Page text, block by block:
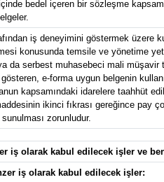
bedel içeren bir sözleşme
iş deneyimini göstermek üzere
konusunda temsile ve yönetime
da serbest muhasebeci mali müşavir
e-forma uygun belgenin
kapsamındaki idarelere taahhüt
ikinci fıkrası gereğince pay
zorunludur.
iş olarak kabul edilecek işler ve
iş olarak kabul edilecek işler: